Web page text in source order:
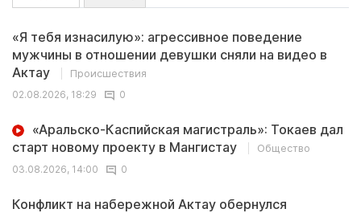
«Я тебя изнасилую»: агрессивное поведение
мужчины в отношении девушки сняли на видео в
Актау
Происшествия
02.08.2026, 18:29
0
«Аральско-Каспийская магистраль»: Токаев дал
старт новому проекту в Мангистау
Общество
03.08.2026, 14:00
0
Конфликт на набережной Актау обернулся